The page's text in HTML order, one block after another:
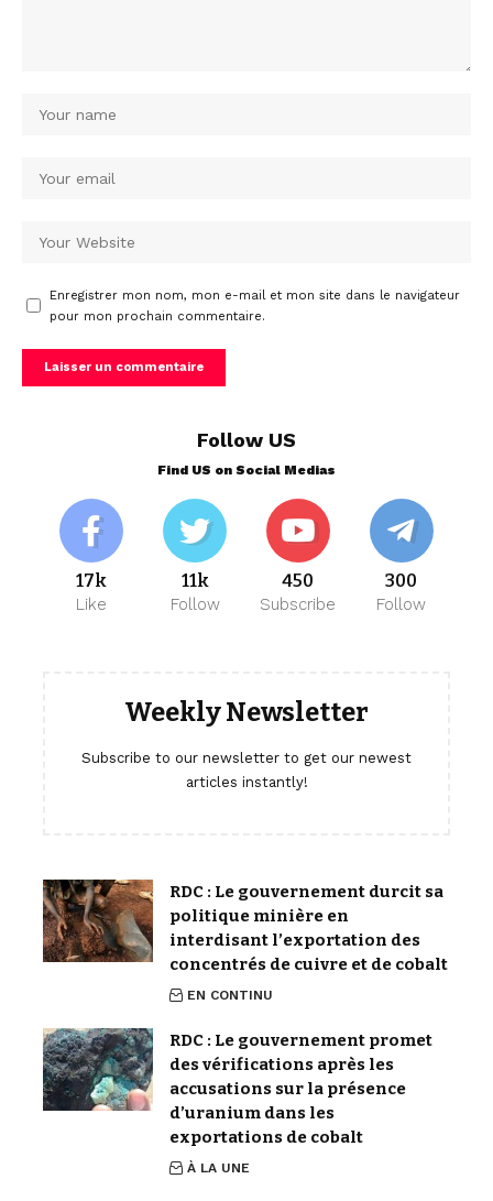
Enregistrer mon nom, mon e-mail et mon site dans le navigateur
pour mon prochain commentaire.
Follow US
Find US on Social Medias
17k
Like
11k
Follow
450
Subscribe
300
Follow
Weekly Newsletter
Subscribe to our newsletter to get our newest
articles instantly!
RDC : Le gouvernement durcit sa
politique minière en
interdisant l’exportation des
concentrés de cuivre et de cobalt
EN CONTINU
RDC : Le gouvernement promet
des vérifications après les
accusations sur la présence
d’uranium dans les
exportations de cobalt
À LA UNE